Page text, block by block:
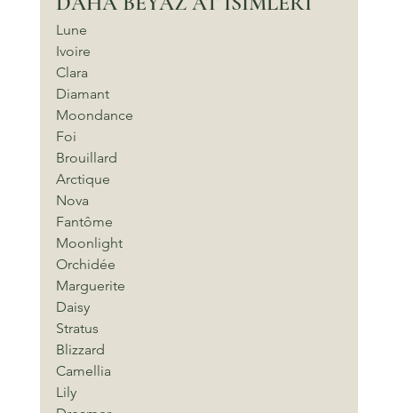
Lune
Ivoire
Clara
Diamant
Moondance
Foi
Brouillard
Arctique
Nova
Fantôme
Moonlight
Orchidée
Marguerite
Daisy
Stratus
Blizzard
Camellia
Lily